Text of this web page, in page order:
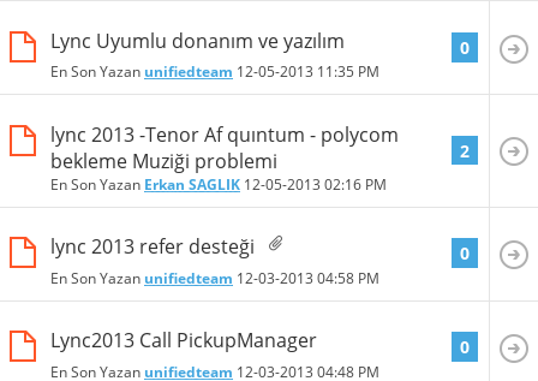
Lync Uyumlu donanım ve yazılım
En Son Yazan unifiedteam 12-05-2013 11:35 PM
0
lync 2013 -Tenor Af quıntum - polycom
bekleme Muziği problemi
En Son Yazan Erkan SAGLIK 12-05-2013 02:16 PM
2
lync 2013 refer desteği
En Son Yazan unifiedteam 12-03-2013 04:58 PM
0
Lync2013 Call PickupManager
En Son Yazan unifiedteam 12-03-2013 04:48 PM
0